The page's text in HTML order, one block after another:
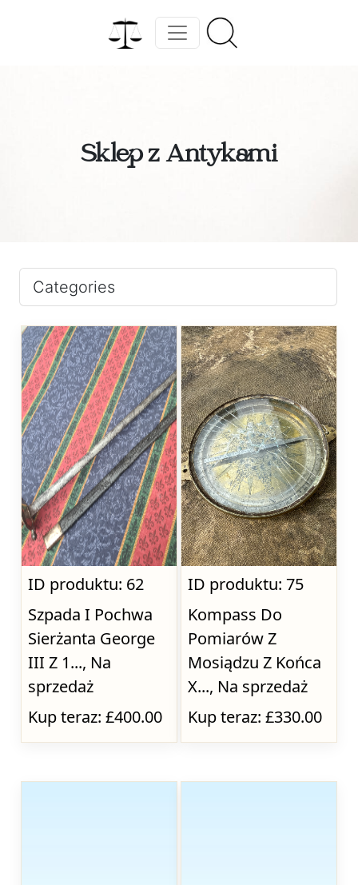
Sklep z Antykami
Categories
ID produktu: 62
Szpada I Pochwa
Sierżanta George
III Z 1..., Na
sprzedaż
Kup teraz: £400.00
ID produktu: 75
Kompass Do
Pomiarów Z
Mosiądzu Z Końca
X..., Na sprzedaż
Kup teraz: £330.00